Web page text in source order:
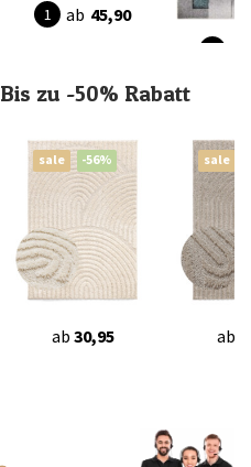
ab 45,90
Bis zu -50% Rabatt
sale -56%
ab 30,95
sale
ab